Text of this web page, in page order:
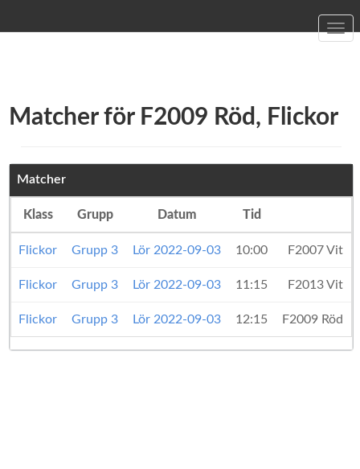
Matcher för F2009 Röd, Flickor
Matcher
Klass Grupp Datum Tid
Flickor Grupp 3 Lör 2022-09-03 10:00 F2007 Vit
Flickor Grupp 3 Lör 2022-09-03 11:15 F2013 Vit
Flickor Grupp 3 Lör 2022-09-03 12:15 F2009 Röd